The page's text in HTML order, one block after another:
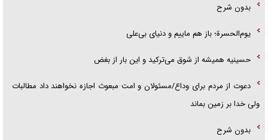
بدون شرح
یوم‌الحسرة؛ باز هم ماییم و دنیای بی‌علی
حسینیه همیشه از شوق می‌ترکید و این بار از بغض
دعوت از مردم برای وداع/مسئولان و امت مبعوث اجازه نخواهند داد مطالبات
ولی خدا بر زمین بماند
بدون شرح